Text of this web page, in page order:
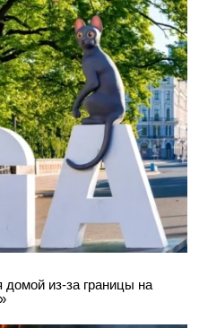
из-за границы на